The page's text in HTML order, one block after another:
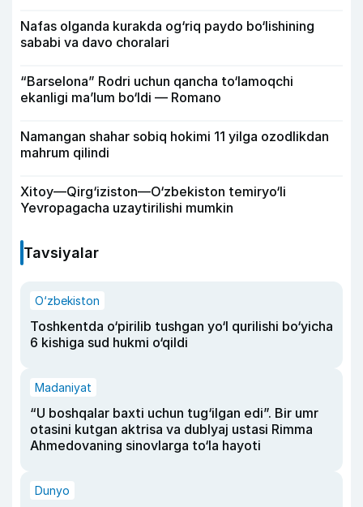
Nafas olganda kurakda og‘riq paydo bo‘lishining
sababi va davo choralari
“Barselona” Rodri uchun qancha to‘lamoqchi
ekanligi ma’lum bo‘ldi — Romano
Namangan shahar sobiq hokimi 11 yilga ozodlikdan
mahrum qilindi
Xitoy—Qirg‘iziston—O‘zbekiston temiryo‘li
Yevropagacha uzaytirilishi mumkin
Tavsiyalar
O‘zbekiston
Toshkentda o‘pirilib tushgan yo‘l qurilishi bo‘yicha
6 kishiga sud hukmi o‘qildi
Madaniyat
“U boshqalar baxti uchun tug‘ilgan edi”. Bir umr
otasini kutgan aktrisa va dublyaj ustasi Rimma
Ahmedovaning sinovlarga to‘la hayoti
Dunyo